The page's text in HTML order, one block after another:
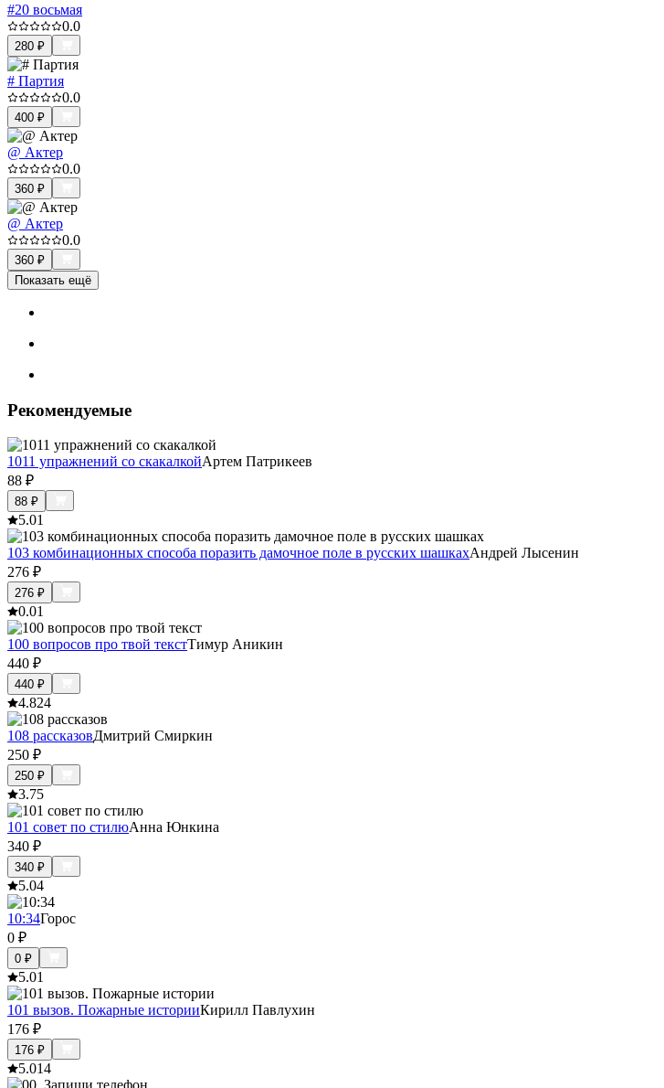
#20 восьмая
0.0
280 ₽
# Партия
0.0
400 ₽
@ Актер
0.0
360 ₽
@ Актер
0.0
360 ₽
Показать ещё
Рекомендуемые
1011 упражнений со скакалкойАртем Патрикеев
88 ₽
88 ₽
5.01
103 комбинационных способа поразить дамочное поле в русских шашкахАндрей Лысенин
276 ₽
276 ₽
0.01
100 вопросов про твой текстТимур Аникин
440 ₽
440 ₽
4.824
108 рассказовДмитрий Смиркин
250 ₽
250 ₽
3.75
101 совет по стилюАнна Юнкина
340 ₽
340 ₽
5.04
10:34Горос
0 ₽
0 ₽
5.01
101 вызов. Пожарные историиКирилл Павлухин
176 ₽
176 ₽
5.014